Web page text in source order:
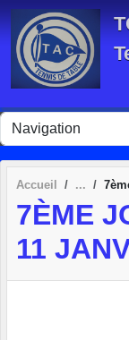
Accueil
7ÈME
11
Panneau de